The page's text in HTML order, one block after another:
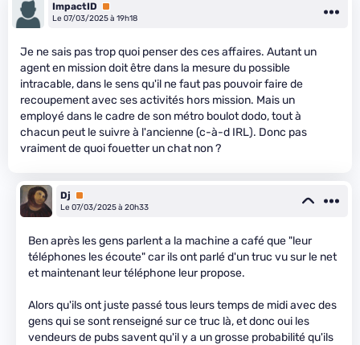
ImpactID
Premium
Le 07/03/2025 à 19h18
Je ne sais pas trop quoi penser des ces affaires. Autant un
agent en mission doit être dans la mesure du possible
intracable, dans le sens qu'il ne faut pas pouvoir faire de
recoupement avec ses activités hors mission. Mais un
employé dans le cadre de son métro boulot dodo, tout à
chacun peut le suivre à l'ancienne (c-à-d IRL). Donc pas
vraiment de quoi fouetter un chat non ?
Dj
Premium
Le 07/03/2025 à 20h33
Ben après les gens parlent a la machine a café que "leur
téléphones les écoute" car ils ont parlé d'un truc vu sur le net
et maintenant leur téléphone leur propose.
Alors qu'ils ont juste passé tous leurs temps de midi avec des
gens qui se sont renseigné sur ce truc là, et donc oui les
vendeurs de pubs savent qu'il y a un grosse probabilité qu'ils